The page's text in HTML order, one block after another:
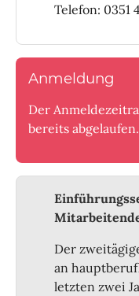
Telefon: 0351
Anmeldung
Der
bereits abgelaufen.
Der
an
letzten zwei